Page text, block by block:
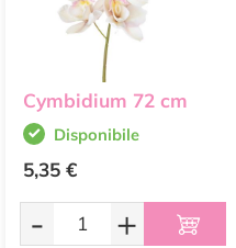
Cymbidium 72 cm
Disponibile
5,35 €
- +